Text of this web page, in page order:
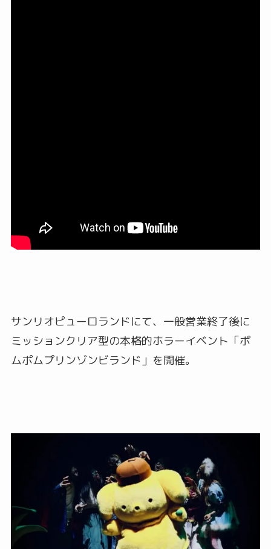
サンリオピューロランドにて、一般営業終了後に
ミッションクリア型の本格的ホラーイベント「ポ
ムポムプリンゾンビランド」を開催。